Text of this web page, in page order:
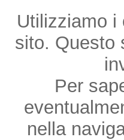
Utilizziamo i
sito. Questo
Per
nella